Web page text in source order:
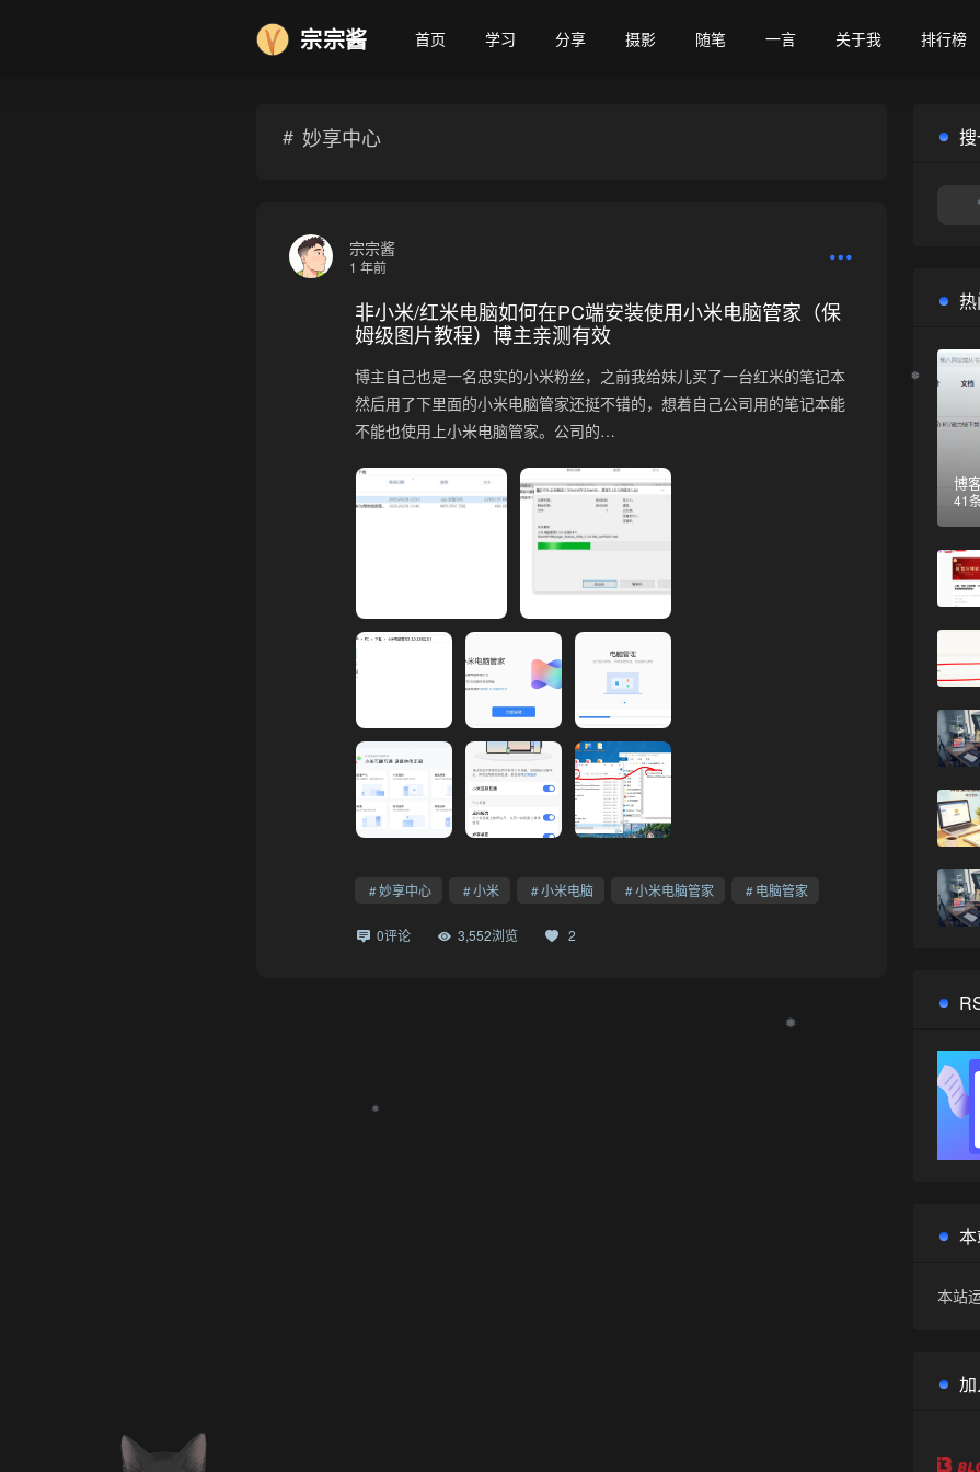
宗宗酱 首页 学习 分享 摄影 随笔 一言 关于我 排行榜
妙享中心
宗宗酱
1 年前
非小米/红米电脑如何在PC端安装使用小米电脑管家（保
姆级图片教程）博主亲测有效
博主自己也是一名忠实的小米粉丝，之前我给妹儿买了一台红米的笔记本
然后用了下里面的小米电脑管家还挺不错的，想着自己公司用的笔记本能
不能也使用上小米电脑管家。公司的…
妙享中心 小米 小米电脑 小米电脑管家 电脑管家
0评论 3,552浏览 2
博
41
本站